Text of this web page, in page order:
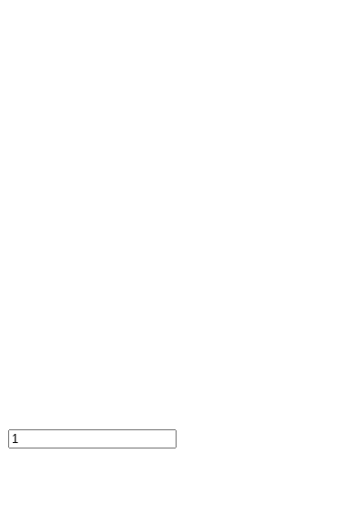
Количество
товара